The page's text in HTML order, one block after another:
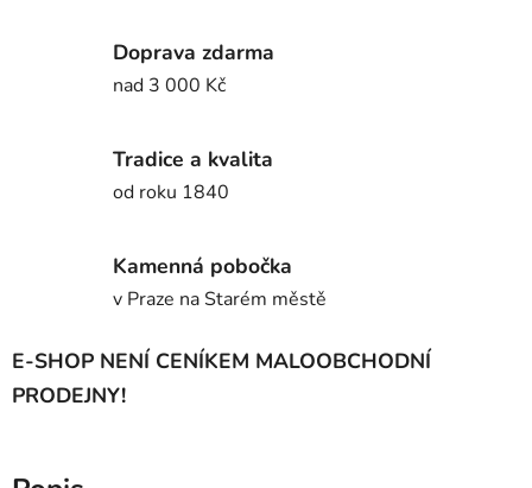
Doprava zdarma
nad 3 000 Kč
Tradice a kvalita
od roku 1840
Kamenná pobočka
v Praze na Starém městě
E-SHOP NENÍ CENÍKEM MALOOBCHODNÍ
PRODEJNY!